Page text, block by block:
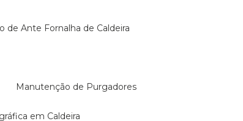
de Ante Fornalha de Caldeira
Manutenção de Purgadores
em Caldeira